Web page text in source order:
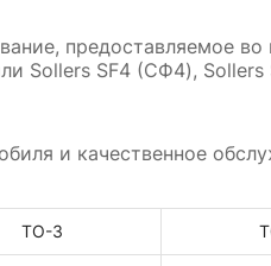
предоставляемое во
Sollers SF4 (СФ4),
и качественное
ТО-3